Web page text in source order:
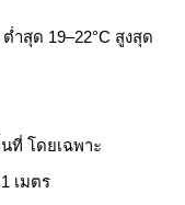
ำสุด 19–22°C สูงสุด
ที่ โดยเฉพาะ
เมตร